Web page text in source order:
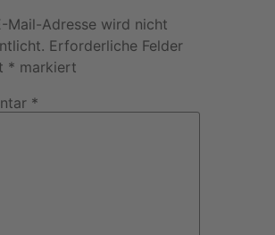
Mail-Adresse wird nicht
Erforderliche Felder
* markiert
*